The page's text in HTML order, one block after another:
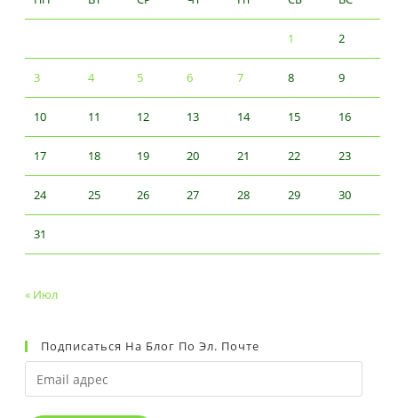
1 2
3 4 5 6 7 8 9
10 11 12 13 14 15 16
17 18 19 20 21 22 23
24 25 26 27 28 29 30
31
« Июл
Подписаться На Блог По Эл. Почте
Email
адрес